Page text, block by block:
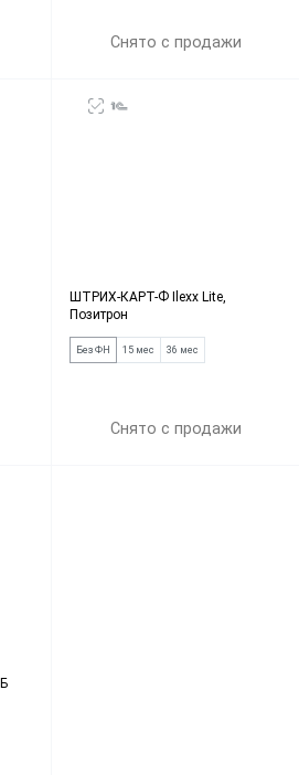
Снято с продажи
ШТРИХ-КАРТ-Ф Ilexx Lite,
Позитрон
Без ФН 15 мес 36 мес
Снято с продажи